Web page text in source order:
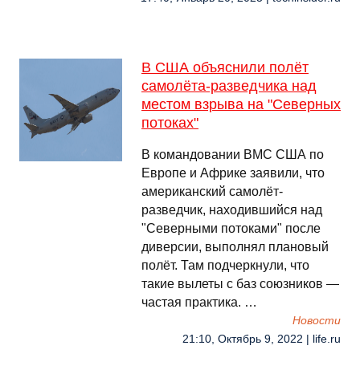
В США объяснили полёт
самолёта-разведчика над
местом взрыва на "Северных
потоках"
В командовании ВМС США по
Европе и Африке заявили, что
американский самолёт-
разведчик, находившийся над
"Северными потоками" после
диверсии, выполнял плановый
полёт. Там подчеркнули, что
такие вылеты с баз союзников —
частая практика. …
Новости
21:10, Октябрь 9, 2022 | life.ru